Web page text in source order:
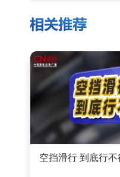
空挡滑行 到底行不